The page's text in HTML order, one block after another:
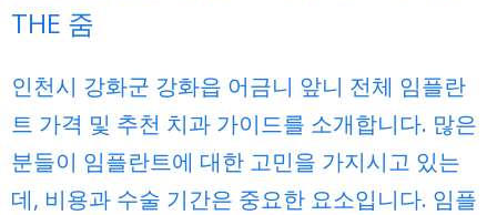
THE 줌
인천시 강화군 강화읍 어금니 앞니 전체 임플란
트 가격 및 추천 치과 가이드를 소개합니다. 많은
분들이 임플란트에 대한 고민을 가지시고 있는
데, 비용과 수술 기간은 중요한 요소입니다. 임플